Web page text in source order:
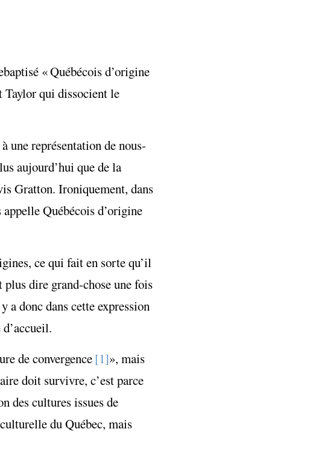
« Québécois d’origine
Taylor qui dissocient le
une représentation de nous-
aujourd’hui que de la
Gratton. Ironiquement, dans
Québécois d’origine
ce qui fait en sorte qu’il
dire grand-chose une fois
a donc dans cette expression
de convergence[1]», mais
doit survivre, c’est parce
des cultures issues de
du Québec, mais